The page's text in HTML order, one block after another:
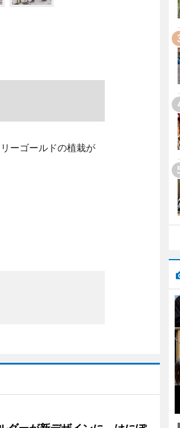
ーゴールドの植栽が